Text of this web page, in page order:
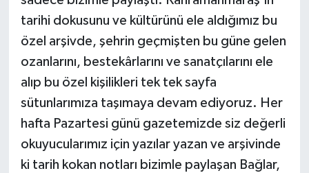
tarihi dokusunu ve kültürünü ele aldığımız bu
özel arşivde, şehrin geçmişten bu güne gelen
ozanlarını, bestekârlarını ve sanatçılarını ele
alıp bu özel kişilikleri tek tek sayfa
sütunlarımıza taşımaya devam ediyoruz. Her
hafta Pazartesi günü gazetemizde siz değerli
okuyucularımız için yazılar yazan ve arşivinde
ki tarih kokan notları bizimle paylaşan Bağlar,